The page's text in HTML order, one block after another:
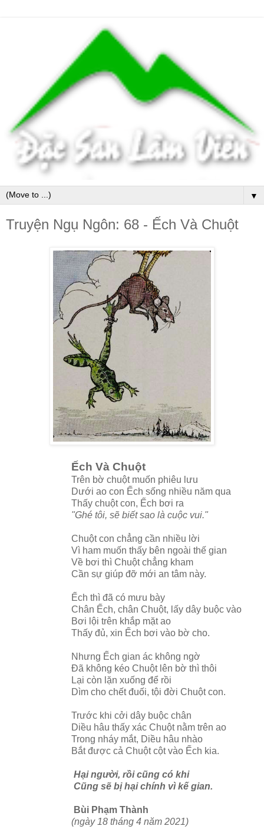
▼
Truyện Ngụ Ngôn: 68 - Ếch Và Chuột
Ếch Và Chuột
Trên bờ chuột muốn phiêu lưu
Dưới ao con Ếch sống nhiều năm qua
Thấy chuột con, Ếch bơi ra
"Ghé tôi, sẽ biết sao là cuộc vui."
Chuột con chẳng cần nhiều lời
Vì ham muốn thấy bên ngoài thế gian
Về bơi thì Chuột chẳng kham
Cần sự giúp đỡ mới an tâm này.
Ếch thì đã có mưu bày
Chân Ếch, chân Chuột, lấy dây buộc vào
Bơi lội trên khắp mặt ao
Thấy đủ, xin Ếch bơi vào bờ cho.
Nhưng Ếch gian ác không ngờ
Đã không kéo Chuột lên bờ thì thôi
Lại còn lặn xuống để rồi
Dìm cho chết đuối, tội đời Chuột con.
Trước khi cởi dây buộc chân
Diều hâu thấy xác Chuột nằm trên ao
Trong nháy mắt, Diều hâu nhào
Bắt được cả Chuột cột vào Ếch kia.
Hại người, rồi cũng có khi
Cũng sẽ bị hại chính vì kế gian.
Bùi Phạm Thành
(ngày 18 tháng 4 năm 2021)